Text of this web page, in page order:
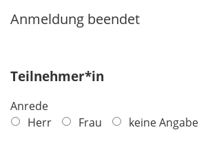
Anmeldung beendet
Teilnehmer*in
Anrede
Herr
Frau keine Angabe